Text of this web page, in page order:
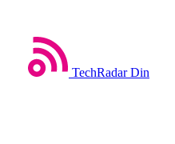
TechRadar Din